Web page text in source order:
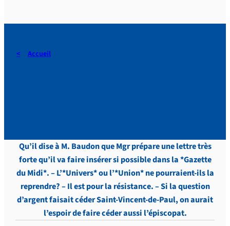
Accueil
Qu’il dise à M. Baudon que Mgr prépare une lettre très
forte qu’il va faire insérer si possible dans la *Gazette
du Midi*. – L’*Univers* ou l’*Union* ne pourraient-ils la
reprendre? – Il est pour la résistance. – Si la question
d’argent faisait céder Saint-Vincent-de-Paul, on aurait
l’espoir de faire céder aussi l’épiscopat.